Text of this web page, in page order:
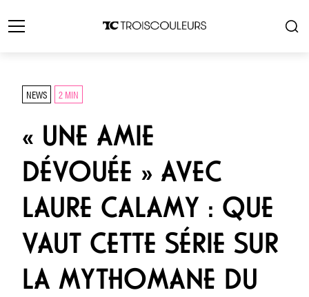
NEWS 2 MIN
« UNE AMIE
DÉVOUÉE » AVEC
LAURE CALAMY : QUE
VAUT CETTE SÉRIE SUR
LA MYTHOMANE DU